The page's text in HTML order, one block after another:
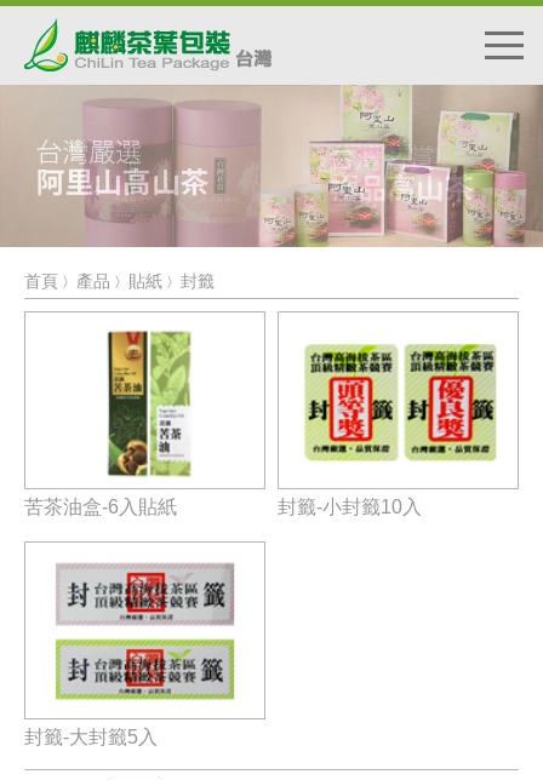
首頁 〉 產品 〉 貼紙 〉 封籤
苦茶油盒-6入貼紙 封籤-小封籤10入
封籤-大封籤5入